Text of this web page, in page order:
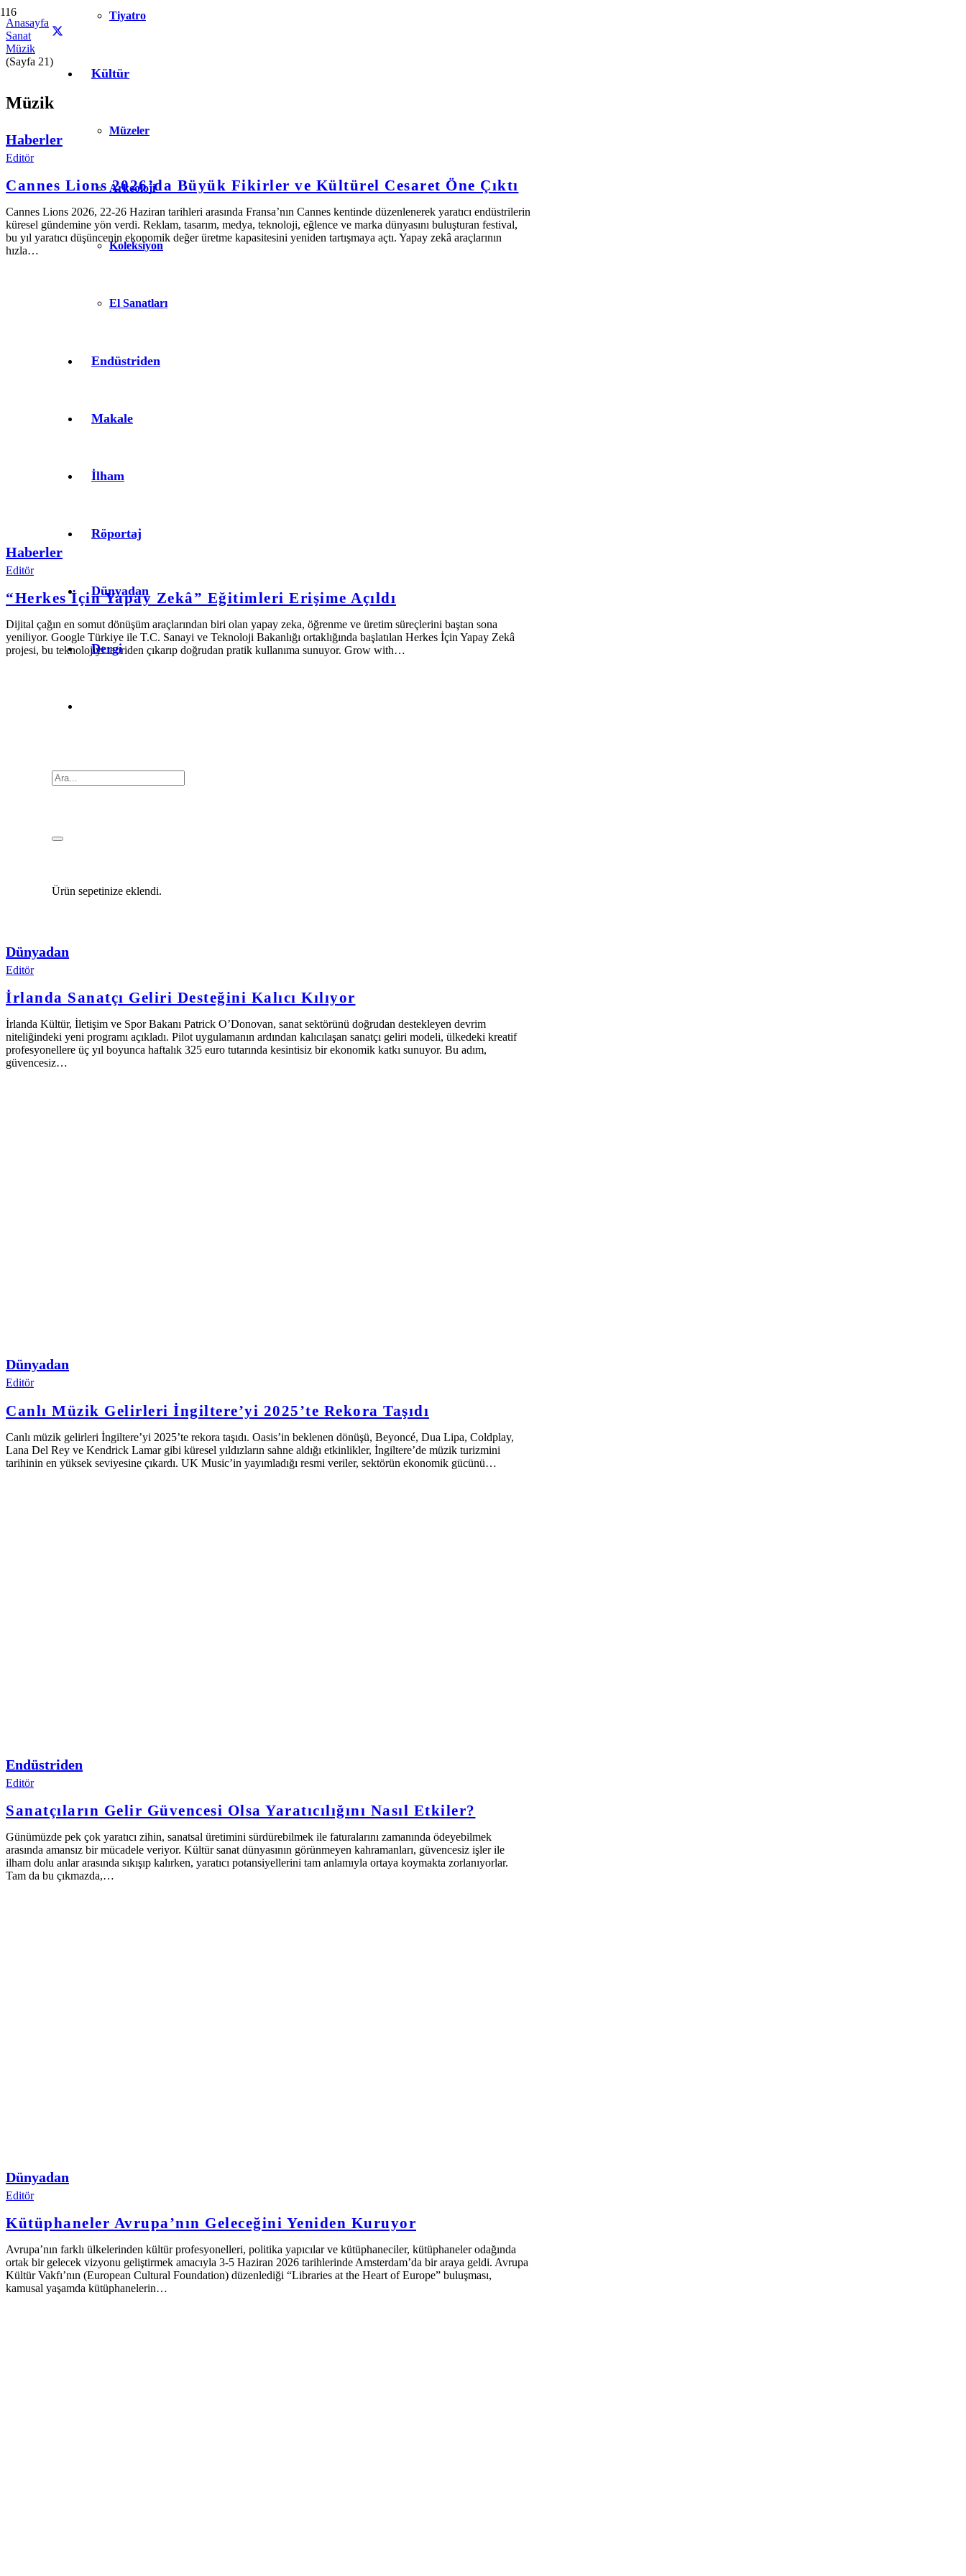
Tiyatro
Kültür
Müzeler
Arkeoloji
Koleksiyon
El Sanatları
Endüstriden
Makale
İlham
Röportaj
Dünyadan
Dergi
Ürün sepetinize eklendi.
Anasayfa
Sanat
Müzik
(Sayfa 21)
Müzik
Haberler
Editör
Cannes Lions 2026’da Büyük Fikirler ve Kültürel Cesaret Öne Çıktı
Cannes Lions 2026, 22-26 Haziran tarihleri arasında Fransa’nın Cannes kentinde düzenlenerek yaratıcı endüstrilerin
küresel gündemine yön verdi. Reklam, tasarım, medya, teknoloji, eğlence ve marka dünyasını buluşturan festival,
bu yıl yaratıcı düşüncenin ekonomik değer üretme kapasitesini yeniden tartışmaya açtı. Yapay zekâ araçlarının
hızla…
Haberler
Editör
“Herkes İçin Yapay Zekâ” Eğitimleri Erişime Açıldı
Dijital çağın en somut dönüşüm araçlarından biri olan yapay zeka, öğrenme ve üretim süreçlerini baştan sona
yeniliyor. Google Türkiye ile T.C. Sanayi ve Teknoloji Bakanlığı ortaklığında başlatılan Herkes İçin Yapay Zekâ
projesi, bu teknolojiyi teoriden çıkarıp doğrudan pratik kullanıma sunuyor. Grow with…
Dünyadan
Editör
İrlanda Sanatçı Geliri Desteğini Kalıcı Kılıyor
İrlanda Kültür, İletişim ve Spor Bakanı Patrick O’Donovan, sanat sektörünü doğrudan destekleyen devrim
niteliğindeki yeni programı açıkladı. Pilot uygulamanın ardından kalıcılaşan sanatçı geliri modeli, ülkedeki kreatif
profesyonellere üç yıl boyunca haftalık 325 euro tutarında kesintisiz bir ekonomik katkı sunuyor. Bu adım,
güvencesiz…
Dünyadan
Editör
Canlı Müzik Gelirleri İngiltere’yi 2025’te Rekora Taşıdı
Canlı müzik gelirleri İngiltere’yi 2025’te rekora taşıdı. Oasis’in beklenen dönüşü, Beyoncé, Dua Lipa, Coldplay,
Lana Del Rey ve Kendrick Lamar gibi küresel yıldızların sahne aldığı etkinlikler, İngiltere’de müzik turizmini
tarihinin en yüksek seviyesine çıkardı. UK Music’in yayımladığı resmi veriler, sektörün ekonomik gücünü…
Endüstriden
Editör
Sanatçıların Gelir Güvencesi Olsa Yaratıcılığını Nasıl Etkiler?
Günümüzde pek çok yaratıcı zihin, sanatsal üretimini sürdürebilmek ile faturalarını zamanında ödeyebilmek
arasında amansız bir mücadele veriyor. Kültür sanat dünyasının görünmeyen kahramanları, güvencesiz işler ile
ilham dolu anlar arasında sıkışıp kalırken, yaratıcı potansiyellerini tam anlamıyla ortaya koymakta zorlanıyorlar.
Tam da bu çıkmazda,…
Dünyadan
Editör
Kütüphaneler Avrupa’nın Geleceğini Yeniden Kuruyor
Avrupa’nın farklı ülkelerinden kültür profesyonelleri, politika yapıcılar ve kütüphaneciler, kütüphaneler odağında
ortak bir gelecek vizyonu geliştirmek amacıyla 3-5 Haziran 2026 tarihlerinde Amsterdam’da bir araya geldi. Avrupa
Kültür Vakfı’nın (European Cultural Foundation) düzenlediği “Libraries at the Heart of Europe” buluşması,
kamusal yaşamda kütüphanelerin…